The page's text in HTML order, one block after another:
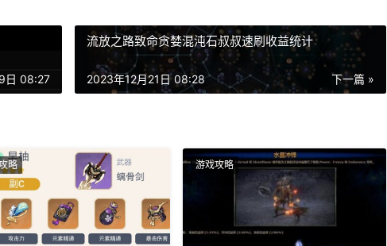
日 08:27
流放之路致命贪婪混沌石叔叔速刷收益统计
下一篇 »
2023年12月21日 08:28
略 游戏攻略